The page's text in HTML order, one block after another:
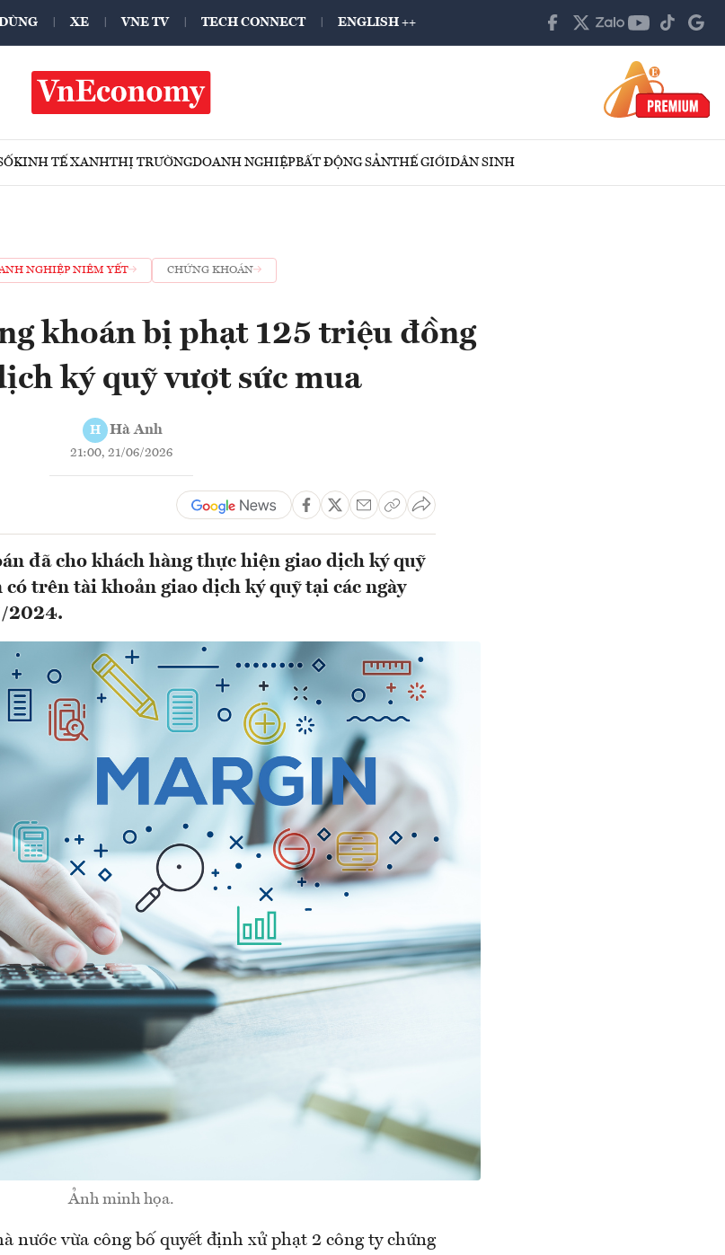
XE VNE TV TECH CONNECT ENGLISH ++
KINH TẾ XANHTHỊ TRƯỜNGDOANH NGHIỆPBẤT ĐỘNG SẢNTHẾ GIỚIDÂN SINH
NGHIỆP NIÊM YẾT CHỨNG KHOÁN
khoán bị phạt 125 triệu đồng
ký quỹ vượt sức mua
H Hà Anh
21:00, 21/06/2026
đã cho khách hàng thực hiện giao dịch ký quỹ
có trên tài khoản giao dịch ký quỹ tại các ngày
2024.
Ảnh minh họa.
nước vừa công bố quyết định xử phạt 2 công ty chứng